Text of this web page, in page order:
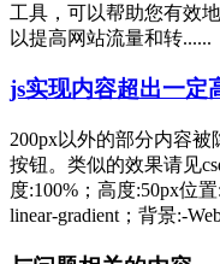
工具，可以帮助您有效
以提高网站流量和转......
js实现内容超出一定
200px以外的部分内容
按钮。类似的效果请见
度:100%；高度:50px位
linear-gradient；背景:-